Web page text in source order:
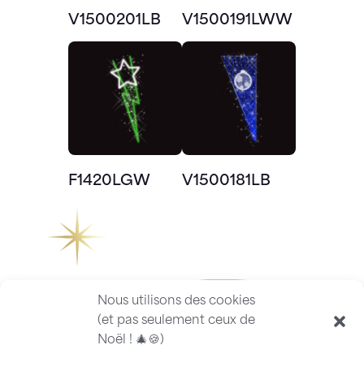
Nous utilisons des cookies
(et pas seulement ceux de
Noël ! 🎄🍪)
V1500201LB V1500191LWW
F1420LGW V1500181LB